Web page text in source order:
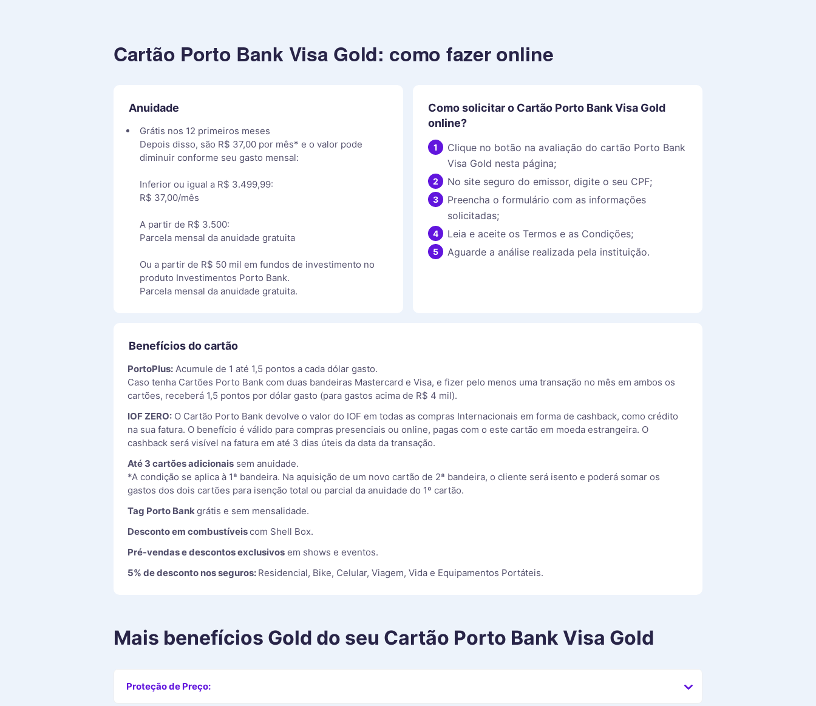
Cartão Porto Bank Visa Gold: como fazer online
Anuidade
Grátis nos 12 primeiros meses
Depois disso, são R$ 37,00 por mês* e o valor pode
diminuir conforme seu gasto mensal:
Inferior ou igual a R$ 3.499,99:
R$ 37,00/mês
A partir de R$ 3.500:
Parcela mensal da anuidade gratuita
Ou a partir de R$ 50 mil em fundos de investimento no
produto Investimentos Porto Bank.
Parcela mensal da anuidade gratuita.
Como solicitar o Cartão Porto Bank Visa Gold
online?
Clique no botão na avaliação do cartão Porto Bank
Visa Gold nesta página;
No site seguro do emissor, digite o seu CPF;
Preencha o formulário com as informações
solicitadas;
Leia e aceite os Termos e as Condições;
Aguarde a análise realizada pela instituição.
Benefícios do cartão
PortoPlus: Acumule de 1 até 1,5 pontos a cada dólar gasto.
Caso tenha Cartões Porto Bank com duas bandeiras Mastercard e Visa, e fizer pelo menos uma transação no mês em ambos os
cartões, receberá 1,5 pontos por dólar gasto (para gastos acima de R$ 4 mil).
IOF ZERO: O Cartão Porto Bank devolve o valor do IOF em todas as compras Internacionais em forma de cashback, como crédito
na sua fatura. O benefício é válido para compras presenciais ou online, pagas com o este cartão em moeda estrangeira. O
cashback será visível na fatura em até 3 dias úteis da data da transação.
Até 3 cartões adicionais sem anuidade.
*A condição se aplica à 1ª bandeira. Na aquisição de um novo cartão de 2ª bandeira, o cliente será isento e poderá somar os
gastos dos dois cartões para isenção total ou parcial da anuidade do 1º cartão.
Tag Porto Bankgrátis e sem mensalidade.
Desconto em combustíveiscom Shell Box.
Pré-vendas e descontos exclusivos em shows e eventos.
5% de desconto nos seguros: Residencial, Bike, Celular, Viagem, Vida e Equipamentos Portáteis.
Mais benefícios Gold do seu Cartão Porto Bank Visa Gold
Proteção de Preço: